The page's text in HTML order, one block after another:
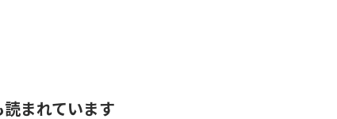
まれています